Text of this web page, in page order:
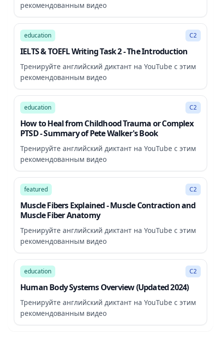
рекомендованным видео
15:03
education C2
IELTS & TOEFL Writing Task 2 - The Introduction
Тренируйте английский диктант на YouTube с этим
рекомендованным видео
22:50
education C2
How to Heal from Childhood Trauma or Complex
PTSD - Summary of Pete Walker's Book
Тренируйте английский диктант на YouTube с этим
рекомендованным видео
3:14
featured C2
Muscle Fibers Explained - Muscle Contraction and
Muscle Fiber Anatomy
Тренируйте английский диктант на YouTube с этим
рекомендованным видео
9:47
education C2
Human Body Systems Overview (Updated 2024)
Тренируйте английский диктант на YouTube с этим
рекомендованным видео